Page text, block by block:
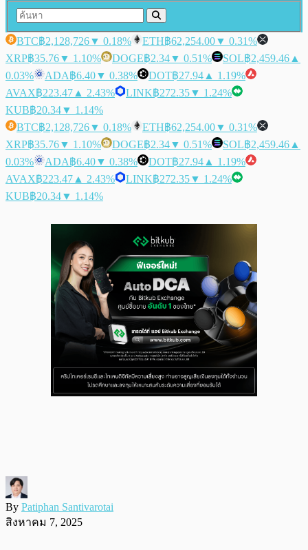
BTC฿2,128,726▼ 0.18% ETH฿62,254.00▼ 0.31%
XRP฿35.76▼ 1.10% DOGE฿2.34▼ 0.51% SOL฿2,459.46 ▲
0.03%
ADA฿6.40▼ 0.38% DOT฿27.94 ▲ 1.19%
AVAX฿223.47 ▲ 2.43% LINK฿272.35▼ 1.24%
KUB฿20.34▼ 1.14%
BTC฿2,128,726▼ 0.18% ETH฿62,254.00▼ 0.31%
XRP฿35.76▼ 1.10% DOGE฿2.34▼ 0.51% SOL฿2,459.46 ▲
0.03%
ADA฿6.40▼ 0.38% DOT฿27.94 ▲ 1.19%
AVAX฿223.47 ▲ 2.43% LINK฿272.35▼ 1.24%
KUB฿20.34▼ 1.14%
By Patiphan Santivarotai
สิงหาคม 7, 2025